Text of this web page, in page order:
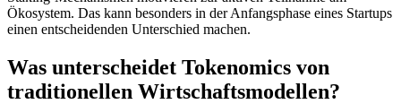
Ökosystem. Das kann besonders in der Anfangsphase eines Startups
einen entscheidenden Unterschied machen.
Was unterscheidet Tokenomics von
traditionellen Wirtschaftsmodellen?